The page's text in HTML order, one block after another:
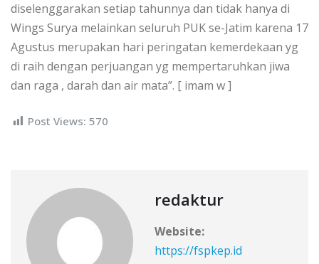
diselenggarakan setiap tahunnya dan tidak hanya di
Wings Surya melainkan seluruh PUK se-Jatim karena 17
Agustus merupakan hari peringatan kemerdekaan yg
di raih dengan perjuangan yg mempertaruhkan jiwa
dan raga , darah dan air mata”. [ imam w ]
Post Views: 570
redaktur
Website:
https://fspkep.id